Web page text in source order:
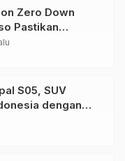
Zero Down
Pastikan
Konsumen tetap
S05, SUV
dengan
REEV